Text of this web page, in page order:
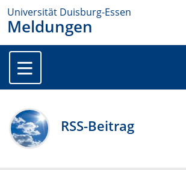
Universität Duisburg-Essen
Meldungen
RSS-Beitrag